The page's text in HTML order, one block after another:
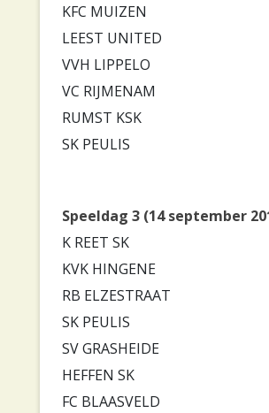
KFC MUIZEN
LEEST UNITED
VVH LIPPELO
VC RIJMENAM
RUMST KSK
SK PEULIS
Speeldag 3 (14 september
K REET SK
KVK HINGENE
RB ELZESTRAAT
SK PEULIS
SV GRASHEIDE
HEFFEN SK
FC BLAASVELD